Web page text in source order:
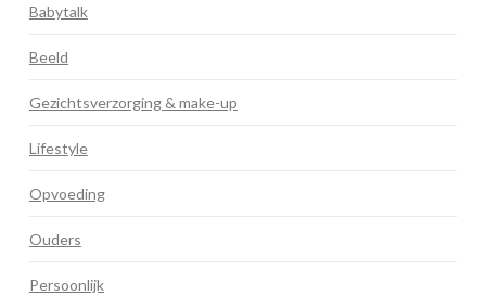
Babytalk
Beeld
Gezichtsverzorging & make-up
Lifestyle
Opvoeding
Ouders
Persoonlijk